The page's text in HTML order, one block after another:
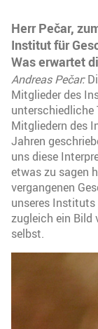
Herr Pečar,
Institut für
Was erwartet
Andreas Pečar:
Mitglieder des
unterschiedliche
Mitgliedern des
Jahren
uns diese
etwas zu sagen
vergangenen
unseres
zugleich ein Bild
selbst.